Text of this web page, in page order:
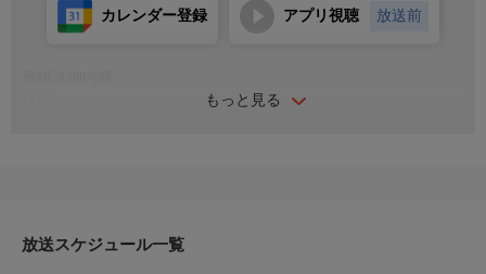
もっと見る
カレンダー登録 アプリ視聴 放送前
ソウダ、ハタなど人気ターゲットを次々と攻略
放送スケジュール一覧